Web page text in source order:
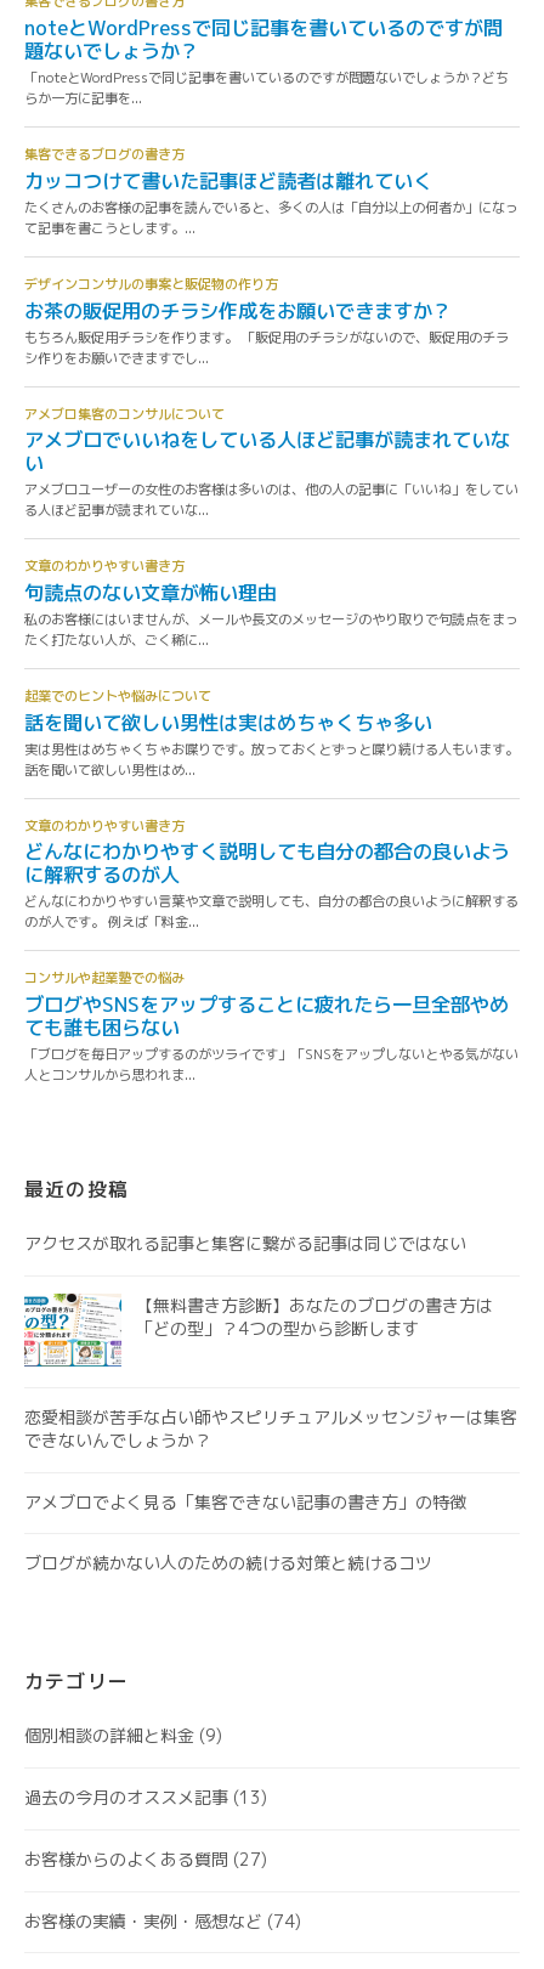
最近の投稿
アクセスが取れる記事と集客に繋がる記事は同じではない
【無料書き方診断】あなたのブログの書き方は
「どの型」？4つの型から診断します
恋愛相談が苦手な占い師やスピリチュアルメッセンジャーは集客
できないんでしょうか？
アメブロでよく見る「集客できない記事の書き方」の特徴
ブログが続かない人のための続ける対策と続けるコツ
カテゴリー
個別相談の詳細と料金 (9)
過去の今月のオススメ記事 (13)
お客様からのよくある質問 (27)
お客様の実績・実例・感想など (74)